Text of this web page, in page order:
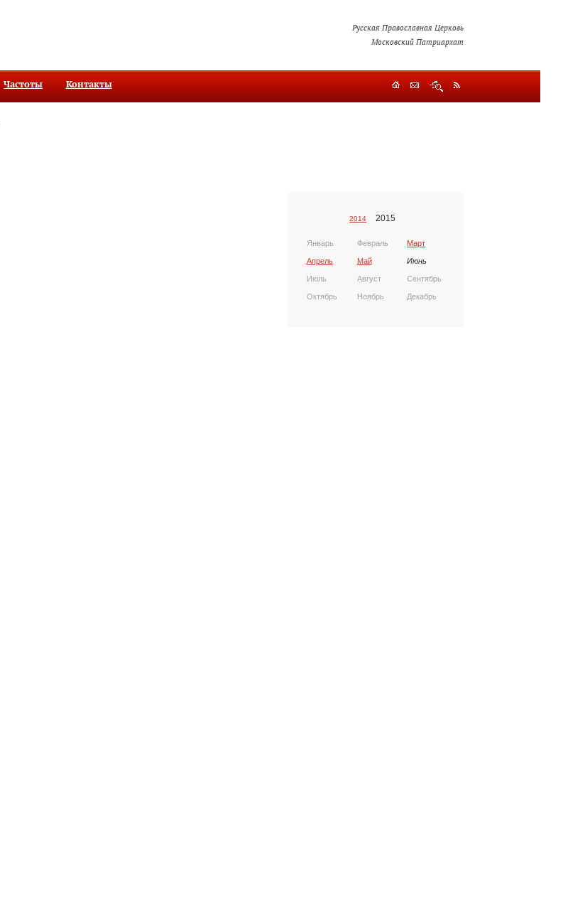
Русская Православная Церковь
Московский Патриархат
Частоты Контакты
2014 2015
Январь Февраль Март
Апрель Май Июнь
Июль Август Сентябрь
Октябрь Ноябрь Декабрь